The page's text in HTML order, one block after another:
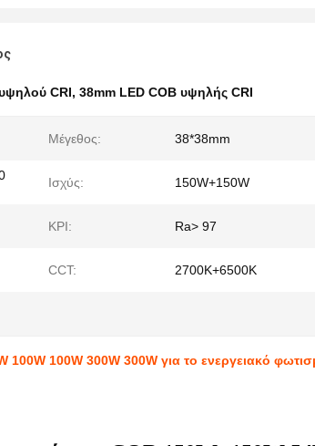
CRI, 38mm LED COB υψηλής CRI
Μέγεθος: 38*38mm
Ισχύς: 150W+150W
ΚΡΙ: Ra> 97
CCT: 2700K+6500K
100W 300W 300W για το ενεργειακό